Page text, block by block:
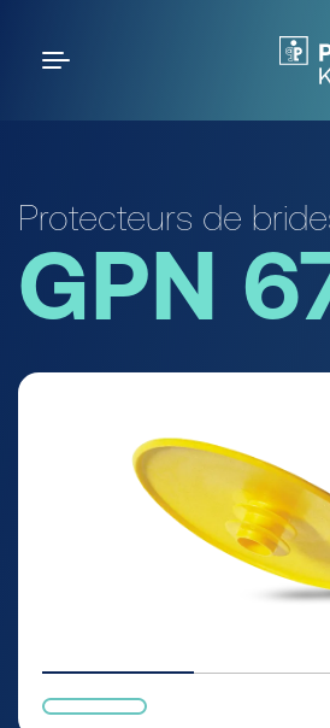
Protecteurs de
GPN